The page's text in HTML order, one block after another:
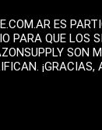
ES
PARA QUE
SON